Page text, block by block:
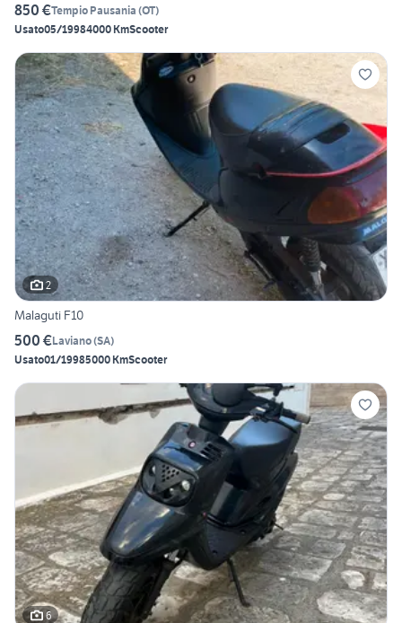
850 €Tempio Pausania (OT)
Usato05/19984000 KmScooter
2
Malaguti F10
500 €Laviano(SA)
Usato01/19985000 KmScooter
6